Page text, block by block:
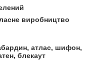
виробництво
атлас, шифон,
блекаут